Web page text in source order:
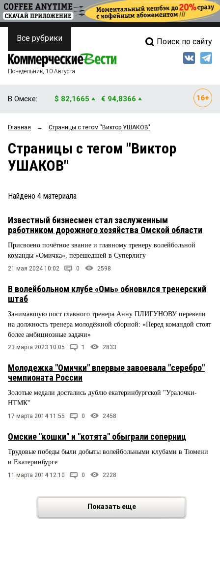
ПОЛИТИКА
ФИНАНСЫ
ОБЩЕСТВО
ЗАКОН
ПРОИСШЕСТВИЯ
СТИЛЬ ЖИЗНИ
Свежий выпуск
Мнения
Рейтинги
Все рубрики Поиск по сайту
Понедельник, 10 Августа
В Омске: $ 82,1665 € 94,8366
Главная → Страницы c тегом "Виктор УШАКОВ"
Страницы c тегом "Виктор
УШАКОВ"
Найдено 4 материала
Известный бизнесмен стал заслуженным
работником дорожного хозяйства Омской области
Присвоено почётное звание и главному тренеру волейбольной
команды «Омичка», перешедшей в Суперлигу
21 мая 2024 10:02 0 2598
В волейбольном клубе «Омь» обновился тренерский
штаб
Занимавшую пост главного тренера Анну ПЛИГУНОВУ перевели
на должность тренера молодёжной сборной: «Перед командой стоят
более амбициозные задачи»
23 марта 2023 10:05 1 2833
Молодежка "Омички" впервые завоевала "серебро"
чемпионата России
Золотые медали достались дублю екатеринбургской "Уралочки-
НТМК"
17 марта 2014 11:55 0 2458
Омские "кошки" и "котята" обыграли соперниц
Трудовые победы были добыты волейбольными клубами в Тюмени
и Екатеринбурге
11 марта 2014 12:10 0 2228
Показать еще